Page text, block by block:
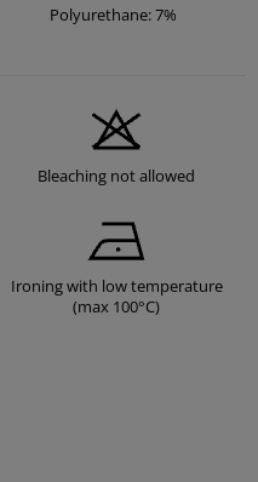
Polyurethane: 7%
Bleaching not allowed
Ironing with low temperature
(max 100°C)